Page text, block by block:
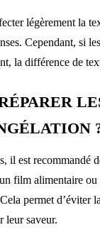
légèrement la
Cependant, si
la différence de
il est recommandé
film alimentaire ou
permet d’éviter
leur saveur.